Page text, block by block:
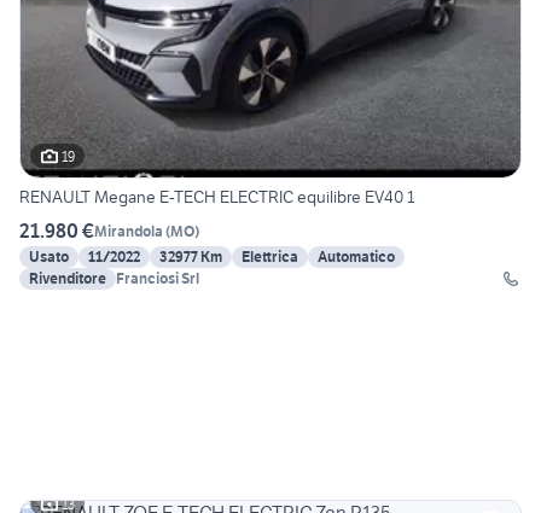
19
RENAULT Megane E-TECH ELECTRIC equilibre EV40 1
21.980 €Mirandola (MO)
Usato
11/2022 32977 Km Elettrica
Automatico
Rivenditore Franciosi Srl
13